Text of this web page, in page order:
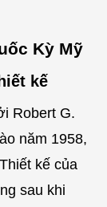
Kỳ Mỹ
kế
Robert G.
năm 1958,
kế của
sau khi